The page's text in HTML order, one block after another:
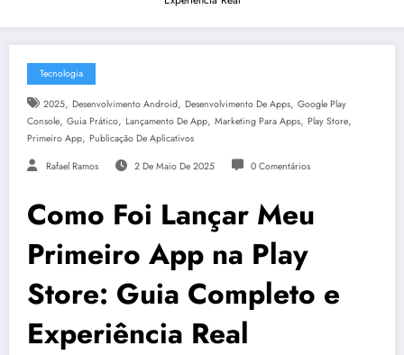
Tecnologia
2025, Desenvolvimento Android, Desenvolvimento De Apps, Google Play
Console, Guia Prático, Lançamento De App, Marketing Para Apps, Play Store,
Primeiro App, Publicação De Aplicativos
Rafael Ramos 2 De Maio De 2025 0 Comentários
Como Foi Lançar Meu
Primeiro App na Play
Store: Guia Completo e
Experiência Real